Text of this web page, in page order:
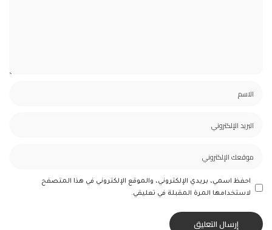
احفظ اسمي، بريدي الإلكتروني، والموقع الإلكتروني في هذا المتصفح
لاستخدامها المرة المقبلة في تعليقي.